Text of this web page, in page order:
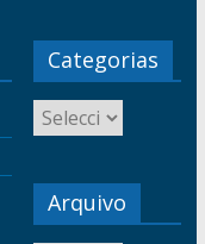
Categorias
Arquivo